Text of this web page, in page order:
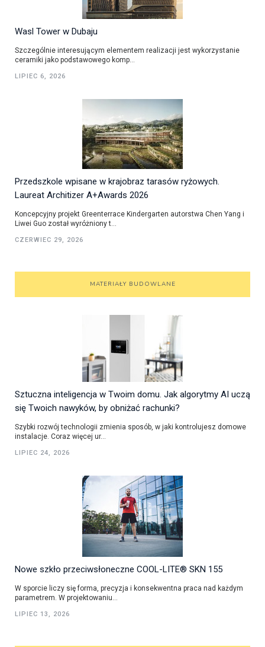
Wasl Tower w Dubaju
Szczególnie interesującym elementem realizacji jest wykorzystanie
ceramiki jako podstawowego komp...
LIPIEC 6, 2026
Przedszkole wpisane w krajobraz tarasów ryżowych.
Laureat Architizer A+Awards 2026
Koncepcyjny projekt Greenterrace Kindergarten autorstwa Chen Yang i
Liwei Guo został wyróżniony t...
CZERWIEC 29, 2026
MATERIAŁY BUDOWLANE
Sztuczna inteligencja w Twoim domu. Jak algorytmy AI uczą
się Twoich nawyków, by obniżać rachunki?
Szybki rozwój technologii zmienia sposób, w jaki kontrolujesz domowe
instalacje. Coraz więcej ur...
LIPIEC 24, 2026
Nowe szkło przeciwsłoneczne COOL-LITE® SKN 155
W sporcie liczy się forma, precyzja i konsekwentna praca nad każdym
parametrem. W projektowaniu...
LIPIEC 13, 2026